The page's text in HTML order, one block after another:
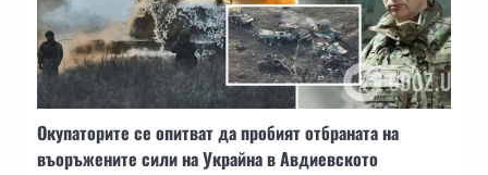
Окупаторите се опитват да пробият отбраната на
въоръжените сили на Украйна в Авдиевското